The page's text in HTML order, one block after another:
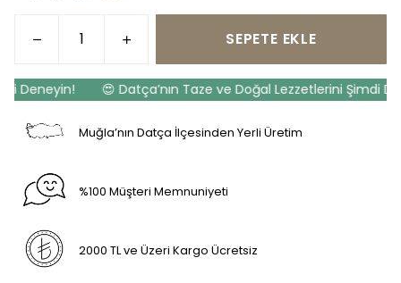
SEPETE EKLE
Deneyin! 😍 Datça’nın Taze ve Doğal Lezzetlerini Şimdi
Muğla’nın Datça İlçesinden Yerli Üretim
%100 Müşteri Memnuniyeti
2000 TL ve Üzeri Kargo Ücretsiz